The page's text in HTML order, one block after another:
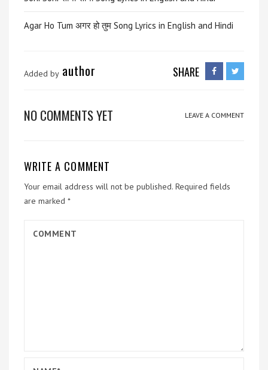
Agar Ho Tum अगर हो तुम Song Lyrics in English and Hindi
Added by author SHARE
NO COMMENTS YET LEAVE A COMMENT
WRITE A COMMENT
Your email address will not be published. Required fields
are marked *